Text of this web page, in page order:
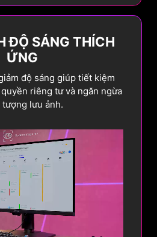
ĐỘ SÁNG THÍCH
ỨNG
độ sáng giúp tiết kiệm
riêng tư và ngăn ngừa
tượng lưu ảnh.